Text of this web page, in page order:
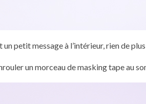
petit message à l’intérieur, rien de
un morceau de masking tape au